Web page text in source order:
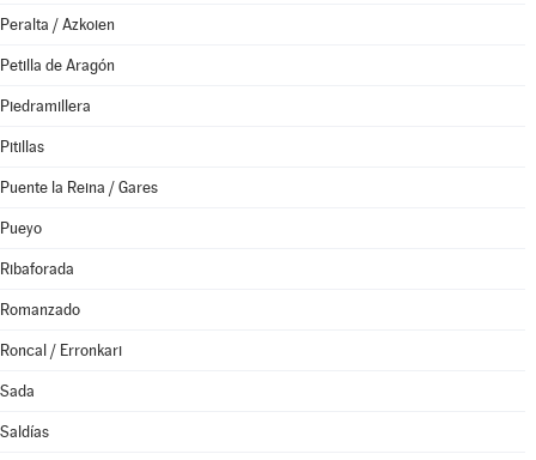
Peralta / Azkoien
Petilla de Aragón
Piedramillera
Pitillas
Puente la Reina / Gares
Pueyo
Ribaforada
Romanzado
Roncal / Erronkari
Sada
Saldías